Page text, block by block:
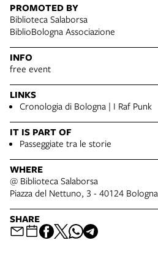
PROMOTED BY
Biblioteca Salaborsa
BiblioBologna Associazione
INFO
free event
LINKS
Cronologia di Bologna | I Raf Punk
IT IS PART OF
Passeggiate tra le storie
WHERE
@ Biblioteca Salaborsa
Piazza del Nettuno, 3 - 40124 Bologna
SHARE